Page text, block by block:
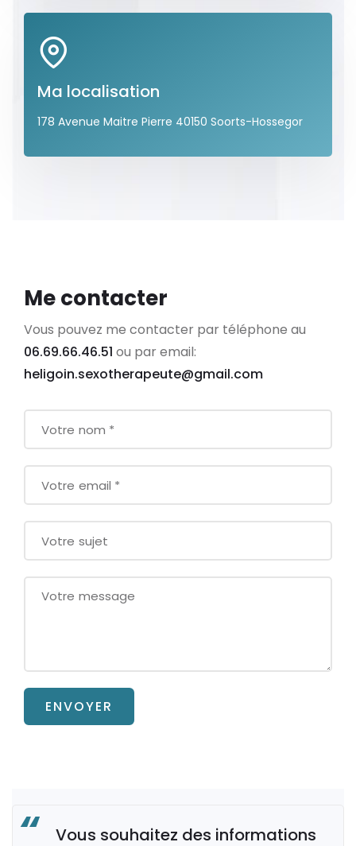
Ma localisation
178 Avenue Maitre Pierre 40150 Soorts-Hossegor
Me contacter
Vous pouvez me contacter par téléphone au
06.69.66.46.51 ou par email:
heligoin.sexotherapeute@gmail.com
ENVOYER
Vous souhaitez des informations